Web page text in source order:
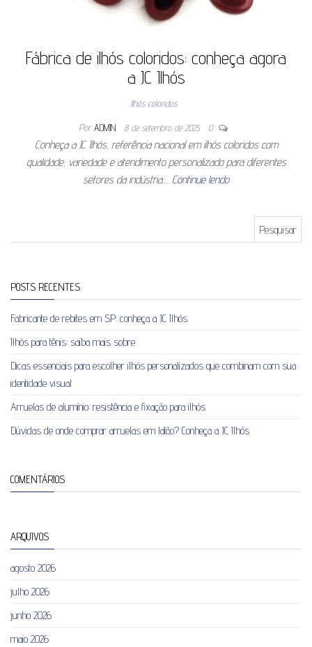
Fábrica de ilhós coloridos: conheça agora
a JC Ilhós
Ilhós coloridos
Por ADMIN 8 de setembro de 2025 0
Conheça a JC Ilhós, referência nacional em ilhós coloridos com
qualidade, variedade e atendimento personalizado para diferentes
setores da indústria.… Continue lendo
POSTS RECENTES
Fabricante de rebites em SP: conheça a JC Ilhós
Ilhós para tênis: saiba mais sobre
Dicas essenciais para escolher ilhós personalizados que combinam com sua
identidade visual
Arruelas de alumínio: resistência e fixação para ilhós
Dúvidas de onde comprar arruelas em latão? Conheça a JC Ilhós
COMENTÁRIOS
ARQUIVOS
agosto 2026
julho 2026
junho 2026
maio 2026